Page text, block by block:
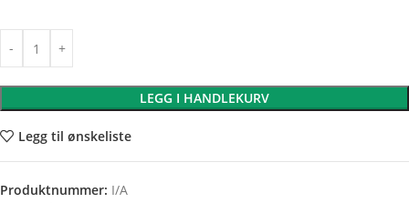
LEGG I HANDLEKURV
Legg til ønskeliste
Produktnummer: I/A